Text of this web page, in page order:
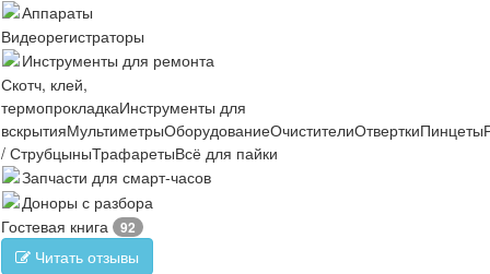
Аппараты
Видеорегистраторы
Инструменты для ремонта
Скотч, клей,
термопрокладкаИнструменты для
вскрытияМультиметрыОборудованиеОчистителиОтверткиПинцеты
/ СтрубцыныТрафаретыВсё для пайки
Запчасти для смарт-часов
Доноры с разбора
Гостевая книга
92
Читать отзывы